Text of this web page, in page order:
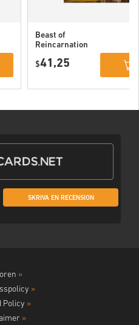
Beast of
Reincarnation
$41,25
SKRIVA EN RECENSION
»
»
Policy »
»